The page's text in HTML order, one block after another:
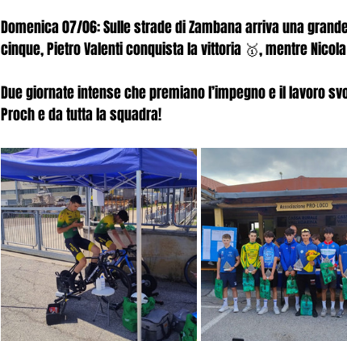
Domenica 07/06: Sulle strade di Zambana arriva una
cinque, Pietro Valenti conquista la vittoria 🥇, mentre
Due giornate intense che premiano l’impegno e il lavoro
Proch e da tutta la squadra!